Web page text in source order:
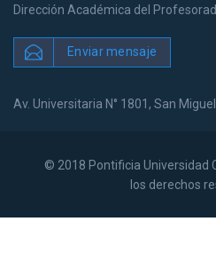
Dirección Académica del
Enviar mensaje
Av. Universitaria N° 1801, San
© 2018 Pontificia Universidad
los derechos